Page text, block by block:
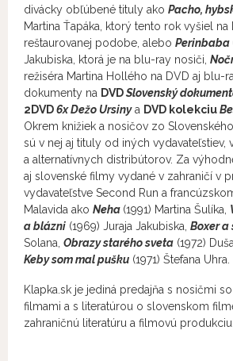
divácky obľúbené tituly ako Pacho,
Martina Ťapáka, ktorý tento rok vyšiel
reštaurovanej podobe, alebo Perinbaba
Jakubiska, ktorá je na blu-ray nosiči,
režiséra Martina Hollého na DVD aj blu-
dokumenty na DVDSlovenský
2DVD6x Dežo Ursinya DVD kolekciu
Okrem knižiek a nosičov zo
sú v nej aj tituly od iných vydavateľstiev,
a alternatívnych distribútorov. Za
aj slovenské filmy vydané v zahraničí v
vydavateľstve Second Run a
Malavida ako Neha (1991) Martina Šulíka,
a blázni (1969) Juraja Jakubiska, Boxer a
Solana, Obrazy starého sveta (1972)
Keby som mal pušku (1971) Štefana Uhra.
Klapka.sk je jediná predajňa s nosičmi
filmami a s literatúrou o slovenskom
zahraničnú literatúru a filmovú produkciu.